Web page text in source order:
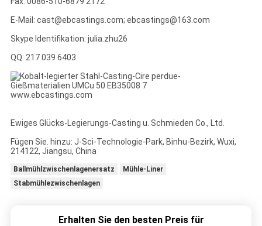
E-Mail: cast@ebcastings.com; ebcastings@163.com
Skype Identifikation: julia.zhu26
QQ: 217 039 6403
www.ebcastings.com
Ewiges Glücks-Legierungs-Casting u. Schmieden Co., Ltd.
Fügen Sie. hinzu: J-Sci-Technologie-Park, Binhu-Bezirk, Wuxi,
214122, Jiangsu, China
Ballmühlzwischenlagenersatz
Mühle-Liner
Stabmühlezwischenlagen
Erhalten Sie den besten Preis für